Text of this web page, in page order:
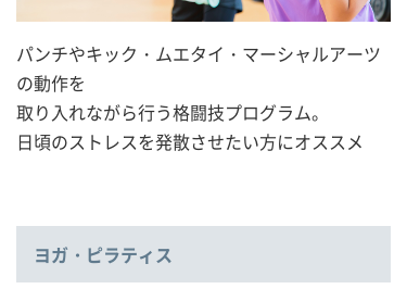
パンチやキック・ムエタイ・マーシャルアーツ
の動作を
取り入れながら行う格闘技プログラム。
日頃のストレスを発散させたい方にオススメ
ヨガ・ピラティス